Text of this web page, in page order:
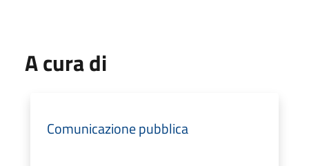
A cura di
Comunicazione pubblica